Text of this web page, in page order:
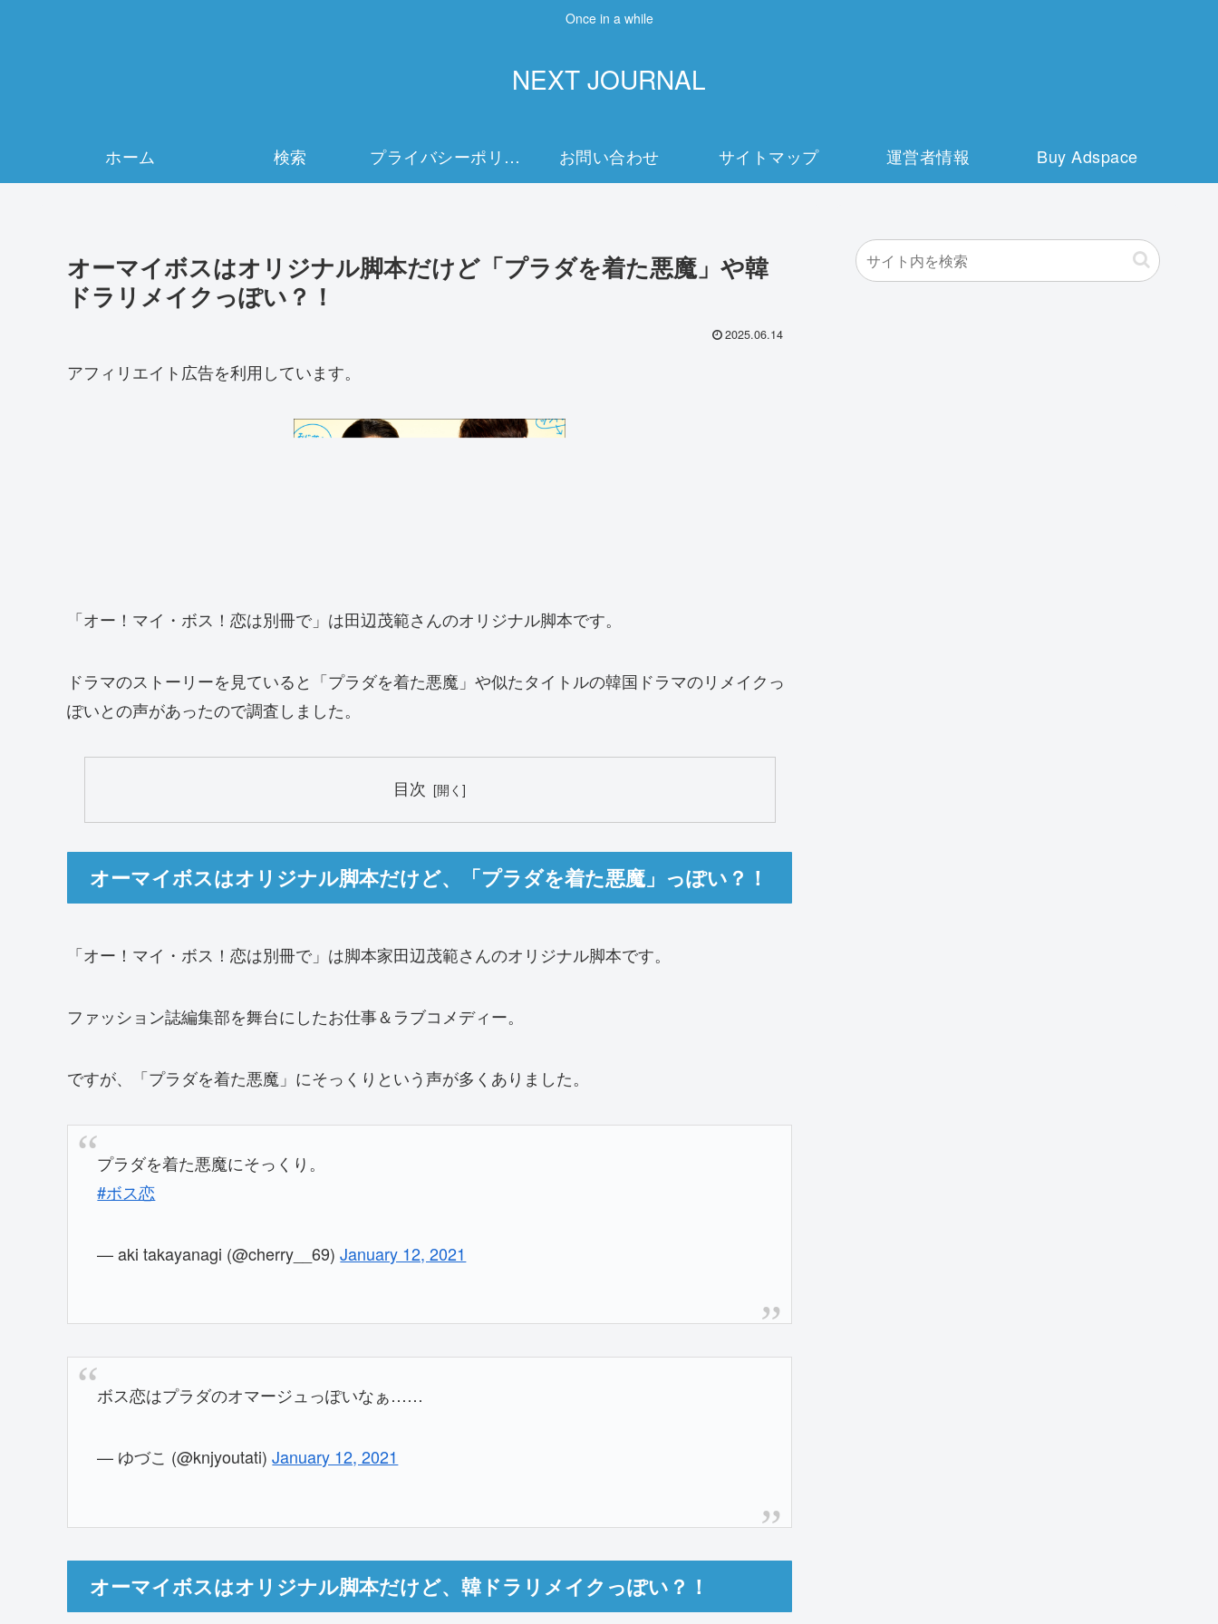
Once in a while
NEXT JOURNAL
ホーム 検索 プライバシーポリシー お問い合わせ サイトマップ 運営者情報 Buy Adspace
オーマイボスはオリジナル脚本だけど「プラダを着た悪魔」や韓
ドラリメイクっぽい？！
2025.06.14
アフィリエイト広告を利用しています。
「オー！マイ・ボス！恋は別冊で」は田辺茂範さんのオリジナル脚本です。
ドラマのストーリーを見ていると「プラダを着た悪魔」や似たタイトルの韓国ドラマのリメイクっ
ぽいとの声があったので調査しました。
目次
オーマイボスはオリジナル脚本だけど、「プラダを着た悪魔」っぽい？！
「オー！マイ・ボス！恋は別冊で」は脚本家田辺茂範さんのオリジナル脚本です。
ファッション誌編集部を舞台にしたお仕事＆ラブコメディー。
ですが、「プラダを着た悪魔」にそっくりという声が多くありました。
プラダを着た悪魔にそっくり。
#ボス恋
— aki takayanagi (@cherry__69)January 12, 2021
ボス恋はプラダのオマージュっぽいなぁ……
— ゆづこ (@knjyoutati)January 12, 2021
オーマイボスはオリジナル脚本だけど、韓ドラリメイクっぽい？！